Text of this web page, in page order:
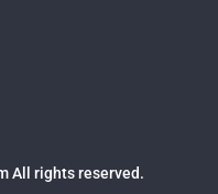
All rights reserved.